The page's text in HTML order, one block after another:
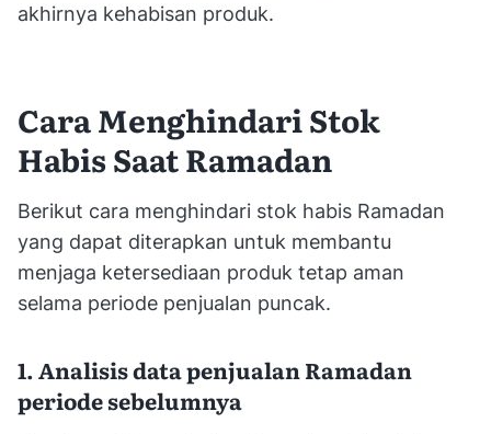
akhirnya kehabisan produk.
Cara Menghindari Stok
Habis Saat Ramadan
Berikut cara menghindari stok habis Ramadan
yang dapat diterapkan untuk membantu
menjaga ketersediaan produk tetap aman
selama periode penjualan puncak.
1. Analisis data penjualan Ramadan
periode sebelumnya